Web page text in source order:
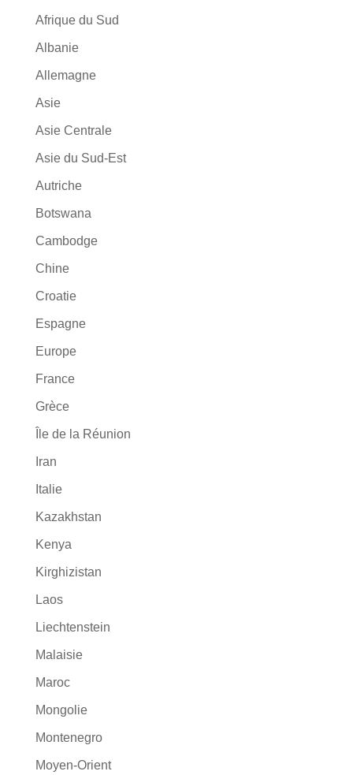
Afrique du Sud
Albanie
Allemagne
Asie
Asie Centrale
Asie du Sud-Est
Autriche
Botswana
Cambodge
Chine
Croatie
Espagne
Europe
France
Grèce
Île de la Réunion
Iran
Italie
Kazakhstan
Kenya
Kirghizistan
Laos
Liechtenstein
Malaisie
Maroc
Mongolie
Montenegro
Moyen-Orient